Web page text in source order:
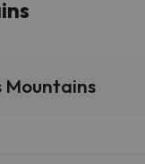
con tu
Mountains